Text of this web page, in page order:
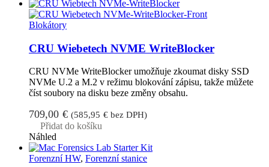
Blokátory
CRU Wiebetech NVME WriteBlocker
CRU NVMe WriteBlocker umožňuje zkoumat disky SSD
NVMe U.2 a M.2 v režimu blokování zápisu, takže můžete
číst soubory na disku beze změny obsahu.
709,00 € (585,95 €bez DPH)
Přidat do košíku
Náhled
Forenzní HW, Forenzní stanice